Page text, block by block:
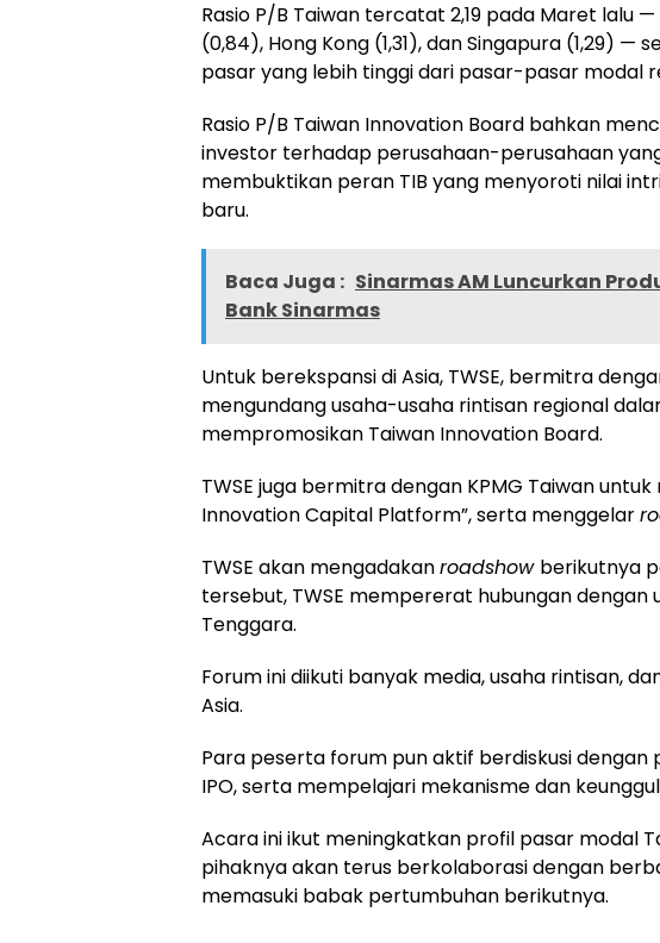
Rasio P/B Taiwan tercatat 2,19 pada Maret lalu
(0,84), Hong Kong (1,31), dan Singapura (1,29) —
pasar yang lebih tinggi dari pasar-pasar modal
Rasio P/B Taiwan Innovation Board bahkan
investor terhadap perusahaan-perusahaan
membuktikan peran TIB yang menyoroti nilai
baru.
Baca Juga : Sinarmas AM Luncurkan
Bank Sinarmas
Untuk berekspansi di Asia, TWSE, bermitra
mengundang usaha-usaha rintisan regional
mempromosikan Taiwan Innovation Board.
TWSE juga bermitra dengan KPMG Taiwan
Innovation Capital Platform”, serta menggelar
TWSE akan mengadakanroadshow berikutnya
tersebut, TWSE mempererat hubungan dengan
Tenggara.
Forum ini diikuti banyak media, usaha rintisan,
Asia.
Para peserta forum pun aktif berdiskusi dengan
IPO, serta mempelajari mekanisme dan
Acara ini ikut meningkatkan profil pasar modal
pihaknya akan terus berkolaborasi dengan
memasuki babak pertumbuhan berikutnya.